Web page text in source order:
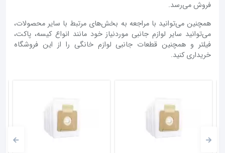
فروش می‌رسد.
همچنین می‌توانید با مراجعه به بخش‌های مرتبط با سایر محصولات،
می‌توانید سایر لوازم جانبی موردنیاز خود مانند انواع کیسه، پاکت،
فیلتر و همچنین قطعات جانبی لوازم خانگی را از این فروشگاه
خریداری کنید.